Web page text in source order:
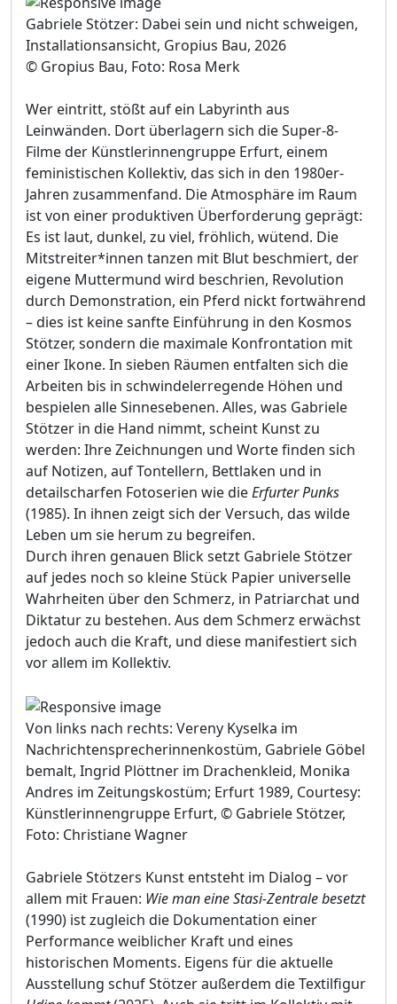
Gabriele Stötzer: Dabei sein und nicht schweigen,
Installationsansicht, Gropius Bau, 2026
© Gropius Bau, Foto: Rosa Merk
Wer eintritt, stößt auf ein Labyrinth aus
Leinwänden. Dort überlagern sich die Super-8-
Filme der Künstlerinnengruppe Erfurt, einem
feministischen Kollektiv, das sich in den 1980er-
Jahren zusammenfand. Die Atmosphäre im Raum
ist von einer produktiven Überforderung geprägt:
Es ist laut, dunkel, zu viel, fröhlich, wütend. Die
Mitstreiter*innen tanzen mit Blut beschmiert, der
eigene Muttermund wird beschrien, Revolution
durch Demonstration, ein Pferd nickt fortwährend
– dies ist keine sanfte Einführung in den Kosmos
Stötzer, sondern die maximale Konfrontation mit
einer Ikone. In sieben Räumen entfalten sich die
Arbeiten bis in schwindelerregende Höhen und
bespielen alle Sinnesebenen. Alles, was Gabriele
Stötzer in die Hand nimmt, scheint Kunst zu
werden: Ihre Zeichnungen und Worte finden sich
auf Notizen, auf Tontellern, Bettlaken und in
detailscharfen Fotoserien wie dieErfurter Punks
(1985). In ihnen zeigt sich der Versuch, das wilde
Leben um sie herum zu begreifen.
Durch ihren genauen Blick setzt Gabriele Stötzer
auf jedes noch so kleine Stück Papier universelle
Wahrheiten über den Schmerz, in Patriarchat und
Diktatur zu bestehen. Aus dem Schmerz erwächst
jedoch auch die Kraft, und diese manifestiert sich
vor allem im Kollektiv.
Von links nach rechts: Vereny Kyselka im
Nachrichtensprecherinnenkostüm, Gabriele Göbel
bemalt, Ingrid Plöttner im Drachenkleid, Monika
Andres im Zeitungskostüm; Erfurt 1989, Courtesy:
Künstlerinnengruppe Erfurt, © Gabriele Stötzer,
Foto: Christiane Wagner
Gabriele Stötzers Kunst entsteht im Dialog – vor
allem mit Frauen: Wie man eine Stasi-Zentrale besetzt
(1990) ist zugleich die Dokumentation einer
Performance weiblicher Kraft und eines
historischen Moments. Eigens für die aktuelle
Ausstellung schuf Stötzer außerdem die Textilfigur